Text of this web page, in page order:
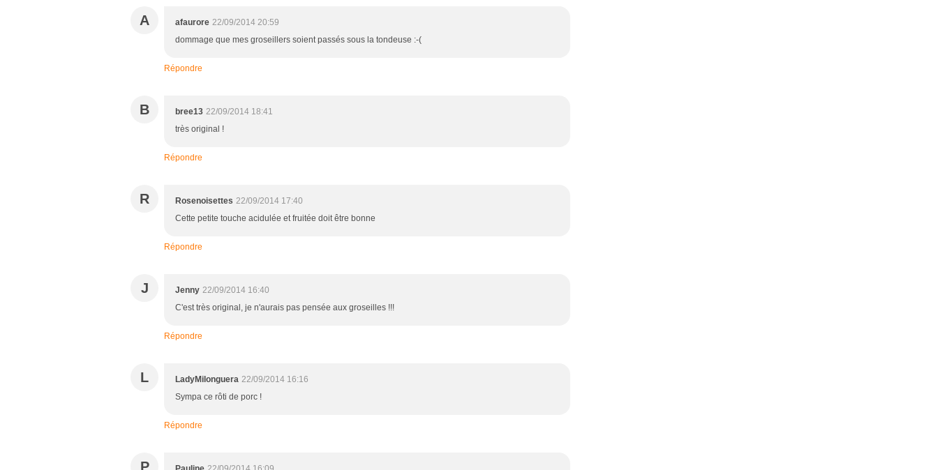
A afaurore 22/09/2014 20:59
dommage que mes groseillers soient passés sous la tondeuse :-(
Répondre
B bree13 22/09/2014 18:41
très original !
Répondre
R Rosenoisettes 22/09/2014 17:40
Cette petite touche acidulée et fruitée doit être bonne
Répondre
J Jenny 22/09/2014 16:40
C'est très original, je n'aurais pas pensée aux groseilles !!!
Répondre
L LadyMilonguera 22/09/2014 16:16
Sympa ce rôti de porc !
Répondre
P